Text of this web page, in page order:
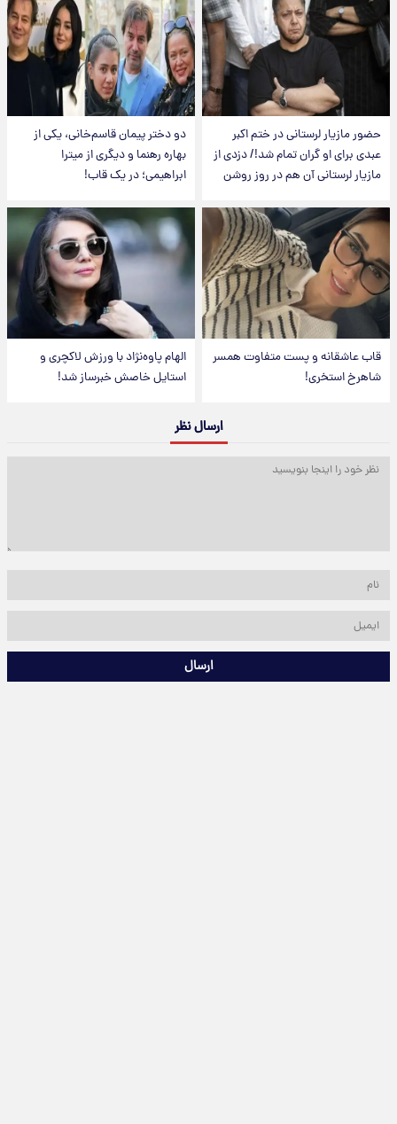
حضور مازیار لرستانی در ختم اکبر
عبدی برای او گران تمام شد!/ دزدی از
مازیار لرستانی آن هم در روز روشن
دو دختر پیمان قاسم‌خانی، یکی از
بهاره رهنما و دیگری از میترا
ابراهیمی؛ در یک قاب!
قاب عاشقانه و پست متفاوت همسر
شاهرخ استخری!
الهام پاوه‌نژاد با ورزش لاکچری و
استایل خاصش خبرساز شد!
ارسال نظر
ارسال